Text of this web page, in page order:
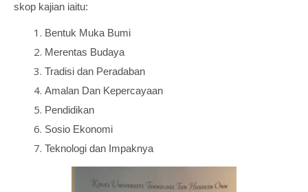
skop kajian iaitu:
Bentuk Muka Bumi
Merentas Budaya
Tradisi dan Peradaban
Amalan Dan Kepercayaan
Pendidikan
Sosio Ekonomi
Teknologi dan Impaknya